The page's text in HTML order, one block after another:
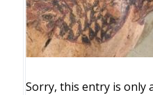
Sorry, this entry is only